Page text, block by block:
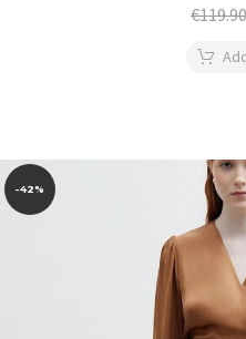
€119.90
-42%